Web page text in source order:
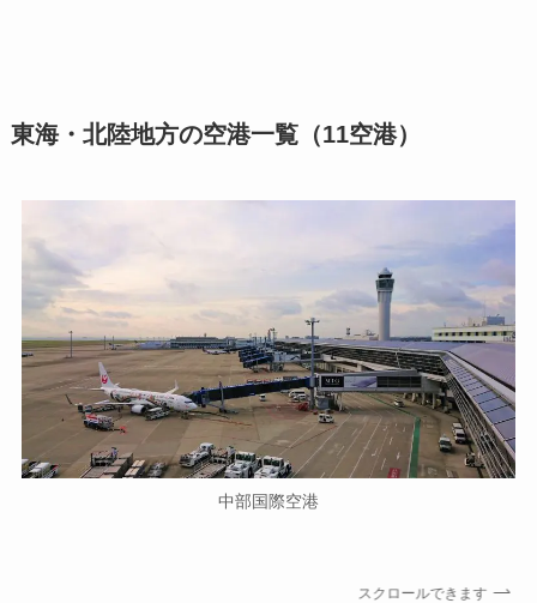
東海・北陸地方の空港一覧（11空港）
中部国際空港
スクロールできます